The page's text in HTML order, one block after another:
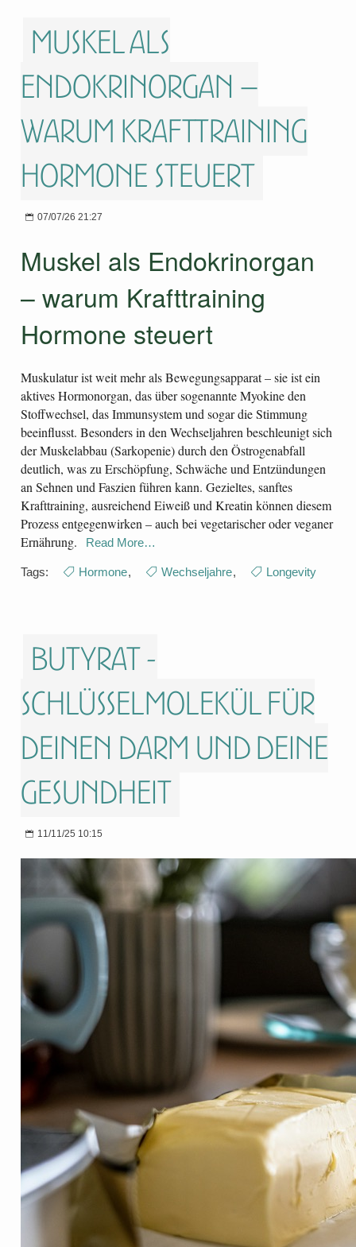
Muskel als
Endokrinorgan –
warum Krafttraining
Hormone steuert
07/07/26 21:27
Muskel als Endokrinorgan
– warum Krafttraining
Hormone steuert
Muskulatur ist weit mehr als Bewegungsapparat – sie ist ein
aktives Hormonorgan, das über sogenannte Myokine den
Stoffwechsel, das Immunsystem und sogar die Stimmung
beeinflusst. Besonders in den Wechseljahren beschleunigt sich
der Muskelabbau (Sarkopenie) durch den Östrogenabfall
deutlich, was zu Erschöpfung, Schwäche und Entzündungen
an Sehnen und Faszien führen kann. Gezieltes, sanftes
Krafttraining, ausreichend Eiweiß und Kreatin können diesem
Prozess entgegenwirken – auch bei vegetarischer oder veganer
Ernährung.
Read More…
Tags: Hormone, Wechseljahre, Longevity
Butyrat -
Schlüsselmolekül für
deinen Darm und deine
Gesundheit
11/11/25 10:15